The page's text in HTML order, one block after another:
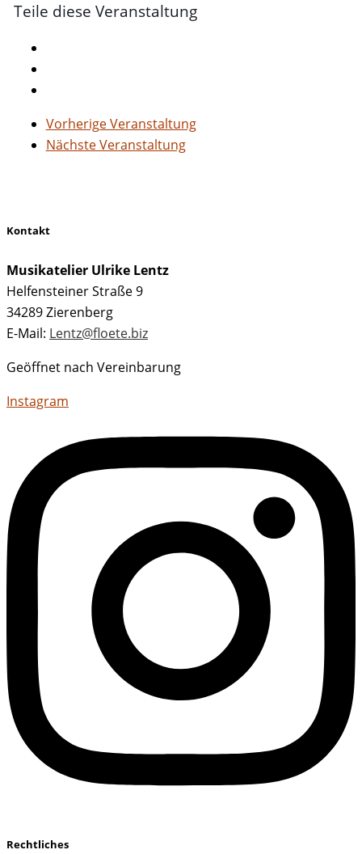
Teile diese Veranstaltung
Vorherige Veranstaltung
Nächste Veranstaltung
Kontakt
Musikatelier Ulrike Lentz
Helfensteiner Straße 9
34289 Zierenberg
E-Mail: Lentz@floete.biz
Geöffnet nach Vereinbarung
Instagram
Rechtliches